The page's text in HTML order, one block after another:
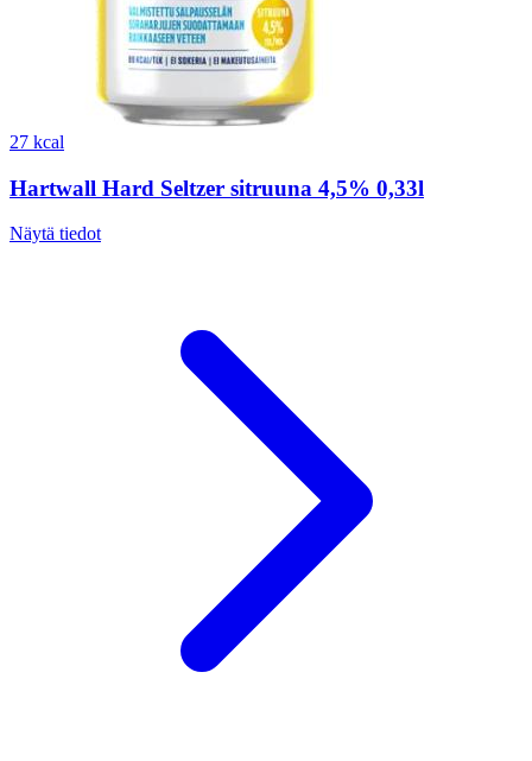
27 kcal
Hartwall Hard Seltzer sitruuna 4,5% 0,33l
Näytä tiedot